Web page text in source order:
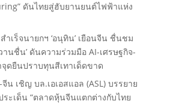
ดันไทยสู่ฮับยานยนต์ไฟฟ้าแห่ง
เร็จนายกฯ ‘อนุทิน’ เยือนจีน ชื่นชม
านชื่น’ ดันความร่วมมือ AI-เศรษฐกิจ-
ดยืนปราบทุนสีเทาเด็ดขาด
น เชิญ บล.เอเอสแอล (ASL) บรรยาย
ระเด็น “ตลาดหุ้นจีนแตกต่างกับไทย